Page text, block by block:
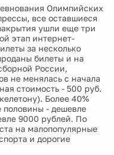
Олимпийских
все оставшиеся
ушли еще три
этап интернет-
за несколько
билеты и на
России,
не менялась с начала
стоимость - 500 руб.
Более 40%
половины - дешевле
9000 рублей. По
на малопопулярные
и дорогие